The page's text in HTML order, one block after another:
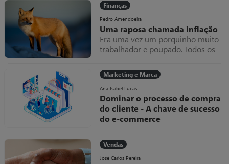
Finanças
Pedro Amendoeira
Uma raposa chamada inflação
Era uma vez um porquinho muito
trabalhador e poupado. Todos os
ganhava dentro do seu colchão,
que cada vez ficava mais grosso.
Uma raposa chamada inflação
Marketing e Marca
Ana Isabel Lucas
Dominar o processo de compra
do cliente - A chave de sucesso
do e-commerce
“se não domino a bola, como posso
marcar golos?”. Esta metáfora
deveria ser uma linha de
Vendas
José Carlos Pereira